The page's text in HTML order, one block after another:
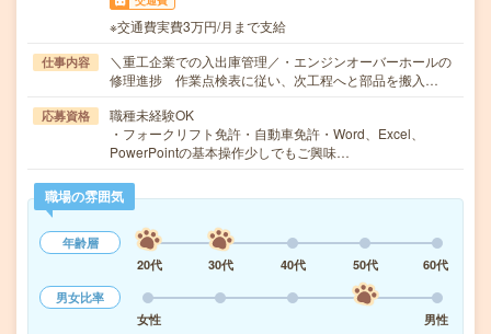
※交通費実費3万円/月まで支給
仕事内容
＼重工企業での入出庫管理／・エンジンオーバーホールの
修理進捗 作業点検表に従い、次工程へと部品を搬入…
応募資格
職種未経験OK
・フォークリフト免許・自動車免許・Word、Excel、
PowerPointの基本操作少しでもご興味…
職場の雰囲気
年齢層
20代
30代 40代 50代
60代
男女比率
女性
男性